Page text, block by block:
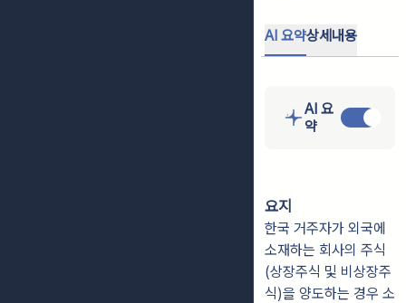
AI 요약상세내용
AI 요
약
요지
한국 거주자가 외국에
소재하는 회사의 주식
(상장주식 및 비상장주
식)을 양도하는 경우 소